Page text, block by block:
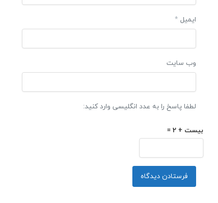
ایمیل *
وب‌ سایت
لطفا پاسخ را به عدد انگلیسی وارد کنید:
بیست + 2 =